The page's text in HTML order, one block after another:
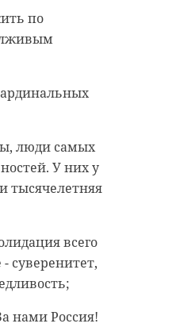
по
люди самых
У них у
тысячелетняя
всего
суверенитет,
нами Россия!
зоопарке
задаст
а что
для
я?
Будем